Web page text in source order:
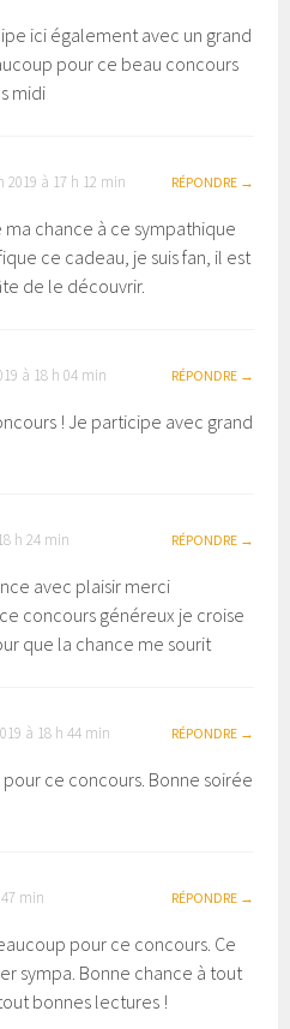
ici également avec un grand
pour ce beau concours
midi
2019 à 17 h 12 min RÉPONDRE
chance à ce sympathique
ce cadeau, je suis fan, il est
de le découvrir.
à 18 h 04 min RÉPONDRE
! Je participe avec grand
h 24 min RÉPONDRE
avec plaisir merci
concours généreux je croise
que la chance me sourit
à 18 h 44 min RÉPONDRE
ce concours. Bonne soirée
min RÉPONDRE
pour ce concours. Ce
sympa. Bonne chance à tout
bonnes lectures !